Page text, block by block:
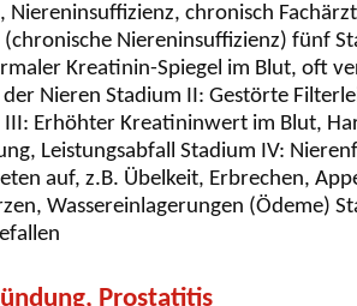
Niereninsuffizienz, chronisch
Niereninsuffizienz) fünf
Kreatinin-Spiegel im Blut, oft
Nieren Stadium II: Gestörte
III: Erhöhter Kreatininwert im Blut,
Leistungsabfall Stadium IV:
auf, z.B. Übelkeit, Erbrechen,
Wassereinlagerungen (Ödeme)
Prostatitis